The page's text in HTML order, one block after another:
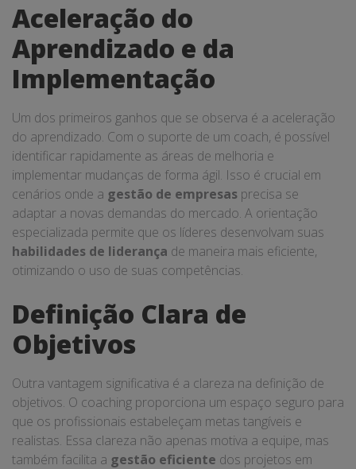
Aceleração do
Aprendizado e da
Implementação
Um dos primeiros ganhos que se observa é a aceleração
do aprendizado. Com o suporte de um coach, é possível
identificar rapidamente as áreas de melhoria e
implementar mudanças de forma ágil. Isso é crucial em
cenários onde a gestão de empresas precisa se
adaptar a novas demandas do mercado. A orientação
especializada permite que os líderes desenvolvam suas
habilidades de liderança de maneira mais eficiente,
otimizando o uso de suas competências.
Definição Clara de
Objetivos
Outra vantagem significativa é a clareza na definição de
objetivos. O coaching proporciona um espaço seguro para
que os profissionais estabeleçam metas tangíveis e
realistas. Essa clareza não apenas motiva a equipe, mas
também facilita a gestão eficiente dos projetos em